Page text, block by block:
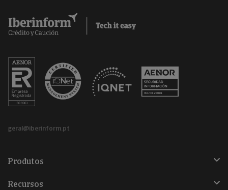
geral@iberinform.pt
Produtos
Recursos